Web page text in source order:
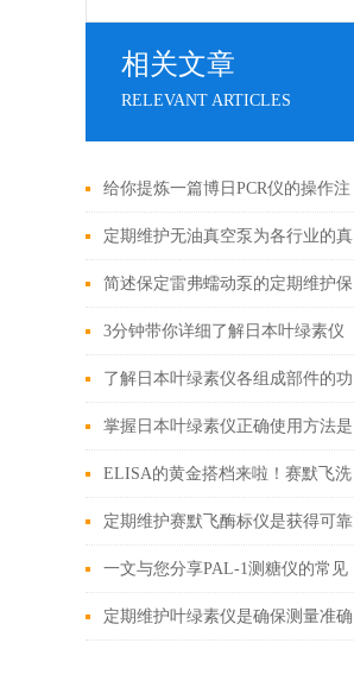
相关文章
RELEVANT ARTICLES
给你提炼一篇博日PCR仪的操作注
意事项
定期维护无油真空泵为各行业的真
空需求提供可靠解决方案
简述保定雷弗蠕动泵的定期维护保
养方法
3分钟带你详细了解日本叶绿素仪
的使用方法以及注意事项
了解日本叶绿素仪各组成部件的功
能特点能更好的使用它
掌握日本叶绿素仪正确使用方法是
确保测量数据准确性的关键
ELISA的黄金搭档来啦！赛默飞洗
板机
定期维护赛默飞酶标仪是获得可靠
且精确实验数据的关键
一文与您分享PAL-1测糖仪的常见
问题相应解决方法
定期维护叶绿素仪是确保测量准确